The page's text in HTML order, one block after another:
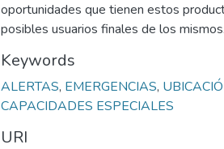
oportunidades que tienen estos
posibles usuarios finales de los mismos.
Keywords
ALERTAS, EMERGENCIAS,
CAPACIDADES ESPECIALES
URI